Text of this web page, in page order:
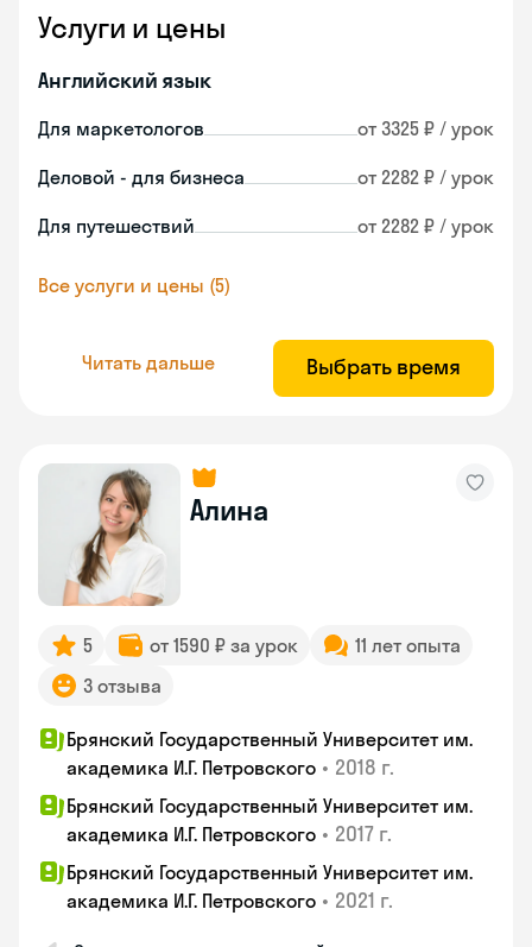
Услуги и цены
Английский язык
Для маркетологов от 3325 ₽ / урок
Деловой - для бизнеса от 2282 ₽ / урок
Для путешествий от 2282 ₽ / урок
Все услуги и цены (5)
Читать дальше Выбрать время
Алина
5 от 1590 ₽ за урок
11 лет опыта
3 отзыва
Брянский Государственный Университет им.
академика И.Г. Петровского • 2018 г.
Брянский Государственный Университет им.
академика И.Г. Петровского • 2017 г.
Брянский Государственный Университет им.
академика И.Г. Петровского • 2021 г.